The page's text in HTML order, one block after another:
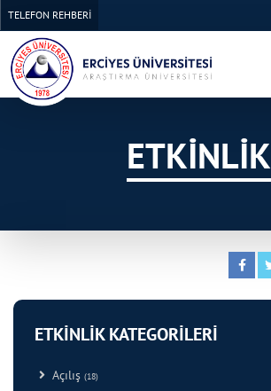
TELEFON REHBERİ
ETKİNLİK
ETKİNLİK KATEGORİLERİ
Açılış (18)